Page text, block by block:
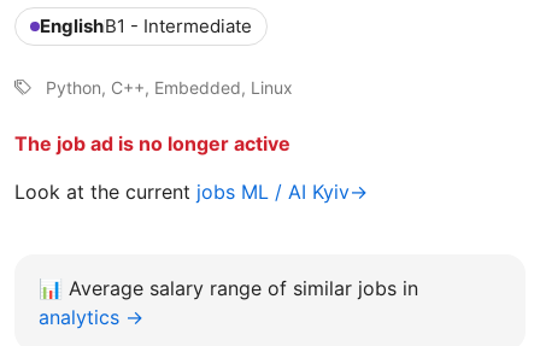
EnglishB1 - Intermediate
Python, C++, Embedded, Linux
The job ad is no longer active
Look at the current jobs ML / AI Kyiv→
📊 Average salary range of similar jobs in
analytics →